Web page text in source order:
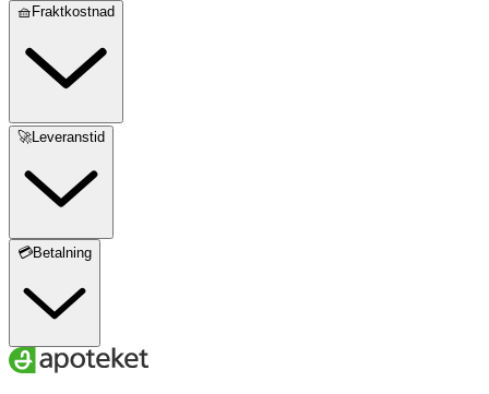
🧺Fraktkostnad
🚀Leveranstid
💳Betalning